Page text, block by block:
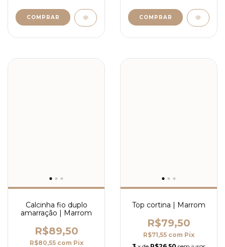
COMPRAR COMPRAR
Calcinha fio duplo
amarração | Marrom
R$89,50
R$80,55 com Pix
Top cortina | Marrom
R$79,50
R$71,55 com Pix